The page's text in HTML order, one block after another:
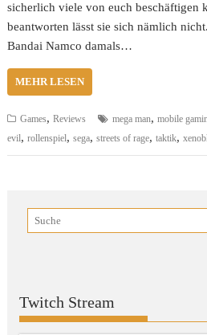
sicherlich viele von euch beschäftigen
beantworten lässt sie sich nämlich
Bandai Namco damals…
MEHR LESEN
Games,Reviews mega man,mobile
evil,rollenspiel,sega,streets of rage,taktik,
Twitch Stream